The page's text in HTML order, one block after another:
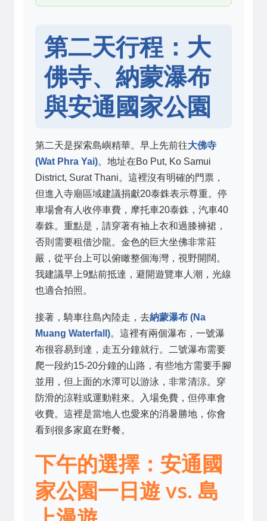
第二天行程：大
佛寺、納蒙瀑布
與安通國家公園
第二天是探索島嶼精華。早上先前往大佛寺
(Wat Phra Yai)。地址在Bo Put, Ko Samui
District, Surat Thani。這裡沒有明確的門票，
但進入寺廟區域建議捐獻20泰銖表示尊重。停
車場會有人收停車費，摩托車20泰銖，汽車40
泰銖。重點是，請穿著有袖上衣和過膝褲裙，
否則需要租借沙龍。金色的巨大坐佛非常莊
嚴，從平台上可以俯瞰整個海灣，視野開闊。
我建議早上9點前抵達，避開遊覽車人潮，光線
也適合拍照。
接著，騎車往島內陸走，去納蒙瀑布 (Na
Muang Waterfall)。這裡有兩個瀑布，一號瀑
布很容易到達，走五分鐘就行。二號瀑布需要
爬一段約15-20分鐘的山路，有些地方需要手腳
並用，但上面的水潭可以游泳，非常清涼。穿
防滑的涼鞋或運動鞋來。入場免費，但停車會
收費。這裡是當地人也愛來的消暑勝地，你會
看到很多家庭在野餐。
下午的選擇：安通國
家公園一日遊 vs. 島